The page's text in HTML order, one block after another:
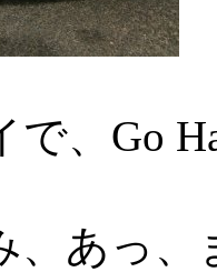
で、Go
、あっ